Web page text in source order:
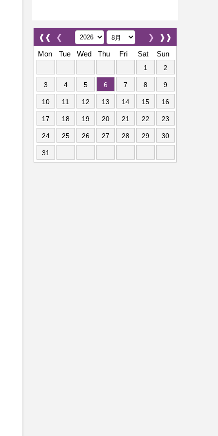
❰❰ ❮ ❱❱
❯
Mon
Tue Wed Thu Fri Sat Sun
1 2
3 4 5 6 7 8 9
10 11 12 13 14 15 16
17 18 19 20 21 22 23
24 25 26 27 28 29 30
31